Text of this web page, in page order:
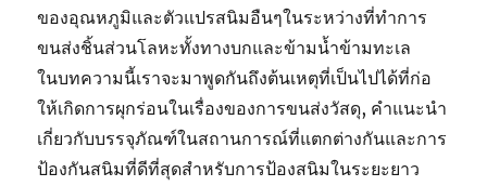
ของอุณหภูมิและตัวแปรสนิมอืนๆในระหว่างที่ทำการ
ขนส่งชิ้นส่วนโลหะทั้งทางบกและข้ามน้ำข้ามทะเล
ในบทความนี้เราจะมาพูดกันถึงต้นเหตุที่เป็นไปได้ที่ก่อ
ให้เกิดการผุกร่อนในเรื่องของการขนส่งวัสดุ, คำแนะนำ
เกี่ยวกับบรรจุภัณฑ์ในสถานการณ์ที่แตกต่างกันและการ
ป้องกันสนิมที่ดีที่สุดสำหรับการป้องสนิมในระยะยาว